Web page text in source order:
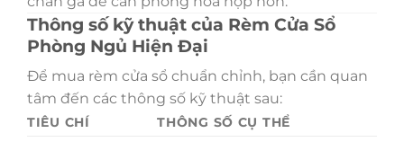
Thông số kỹ thuật của Rèm Cửa Sổ
Phòng Ngủ Hiện Đại
Để mua rèm cửa sổ chuẩn chỉnh, bạn cần quan
tâm đến các thông số kỹ thuật sau:
TIÊU CHÍ THÔNG SỐ CỤ THỂ